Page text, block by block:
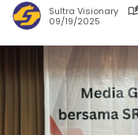
Sultra Visionary
09/19/2025